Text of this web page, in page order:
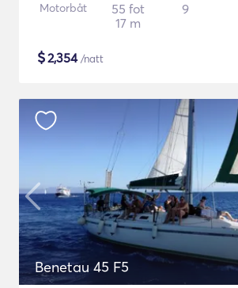
Motorbåt
55 fot
17 m
9
$2,354/natt
Benetau 45 F5